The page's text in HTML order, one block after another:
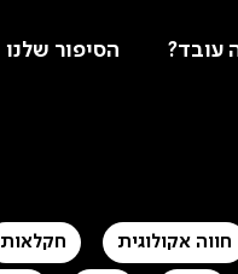
עובד? הסיפור שלנו
חווה אקולוגית חקלאות